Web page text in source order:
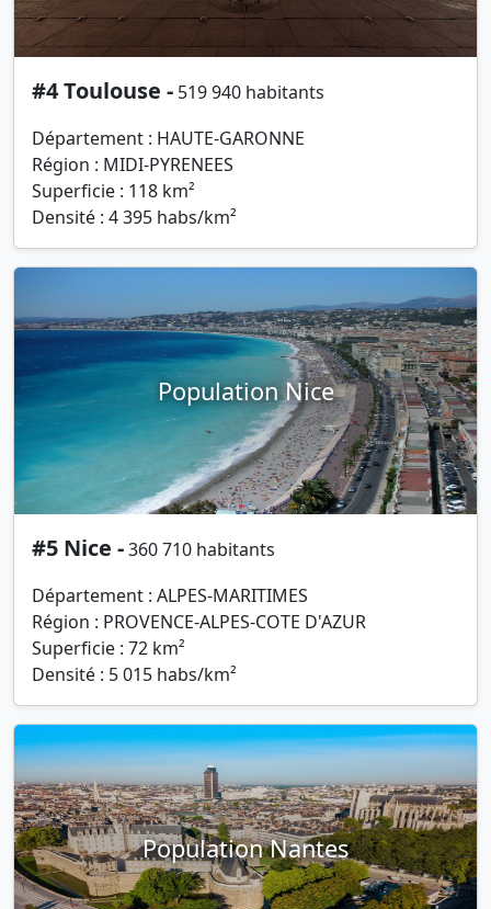
#4 Toulouse - 519 940 habitants
Département : HAUTE-GARONNE
Région : MIDI-PYRENEES
Superficie : 118 km²
Densité : 4 395 habs/km²
Population Nice
#5 Nice -360 710 habitants
Département : ALPES-MARITIMES
Région : PROVENCE-ALPES-COTE D'AZUR
Superficie : 72 km²
Densité : 5 015 habs/km²
Population Nantes